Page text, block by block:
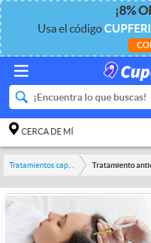
¡8%
Usa el código
CERCA DE MÍ
Tratamiento